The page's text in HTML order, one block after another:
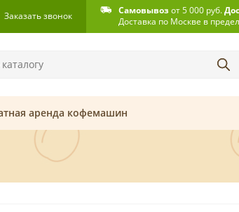
Заказать звонок Самовывозот 5 000 руб.
Доставка по Москве в
аренда кофемашин